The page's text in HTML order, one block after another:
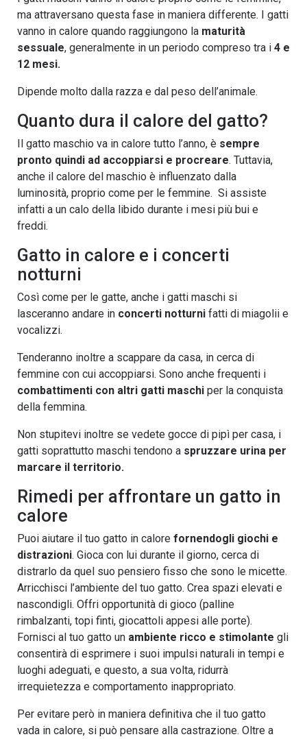
ma attraversano questa fase in maniera differente. I gatti
vanno in calore quando raggiungono la maturità
sessuale, generalmente in un periodo compreso tra i 4 e
12 mesi.
Dipende molto dalla razza e dal peso dell’animale.
Quanto dura il calore del gatto?
Il gatto maschio va in calore tutto l’anno, è sempre
pronto quindi ad accoppiarsi e procreare. Tuttavia,
anche il calore del maschio è influenzato dalla
luminosità, proprio come per le femmine. Si assiste
infatti a un calo della libido durante i mesi più bui e
freddi.
Gatto in calore e i concerti
notturni
Così come per le gatte, anche i gatti maschi si
lasceranno andare in concerti notturni fatti di miagolii e
vocalizzi.
Tenderanno inoltre a scappare da casa, in cerca di
femmine con cui accoppiarsi. Sono anche frequenti i
combattimenti con altri gatti maschi per la conquista
della femmina.
Non stupitevi inoltre se vedete gocce di pipì per casa, i
gatti soprattutto maschi tendono a spruzzare urina per
marcare il territorio.
Rimedi per affrontare un gatto in
calore
Puoi aiutare il tuo gatto in calore fornendogli giochi e
distrazioni. Gioca con lui durante il giorno, cerca di
distrarlo da quel suo pensiero fisso che sono le micette.
Arricchisci l’ambiente del tuo gatto. Crea spazi elevati e
nascondigli. Offri opportunità di gioco (palline
rimbalzanti, topi finti, giocattoli appesi alle porte).
Fornisci al tuo gatto un ambiente ricco e stimolante gli
consentirà di esprimere i suoi impulsi naturali in tempi e
luoghi adeguati, e questo, a sua volta, ridurrà
irrequietezza e comportamento inappropriato.
Per evitare però in maniera definitiva che il tuo gatto
vada in calore, si può pensare alla castrazione. Oltre a